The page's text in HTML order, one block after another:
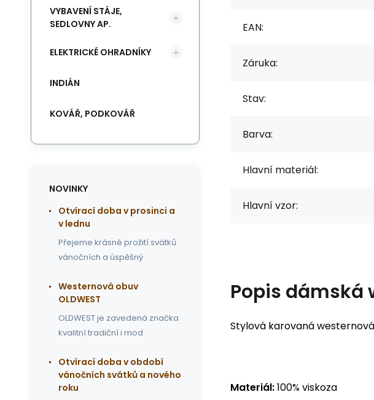
EAN:
Záruka:
Stav:
Barva:
Hlavní materiál:
Hlavní vzor:
Popis dámská
Stylová karovaná
Materiál:100% viskoza
VYBAVENÍ STÁJE,
SEDLOVNY AP.
ELEKTRICKÉ OHRADNÍKY
INDIÁN
KOVÁŘ, PODKOVÁŘ
NOVINKY
Otvírací doba v prosinci a
v lednu
Přejeme krásné prožití svátků
vánočních a úspěšný
Westernová obuv
OLDWEST
OLDWEST je zavedená značka
kvalitní tradiční i mod
Otvírací doba v období
vánočních svátků a nového
roku